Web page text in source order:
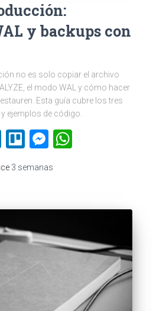
y backups con
no es solo copiar el archivo
el modo WAL y cómo hacer
Esta guía cubre los tres
ejemplos de código.
LinkedIn
TrelloMessenger
3 semanas